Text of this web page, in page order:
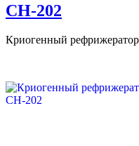
CH-202
Криогенный